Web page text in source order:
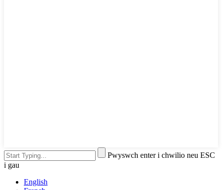
Pwyswch enter i chwilio neu ESC
i gau
English